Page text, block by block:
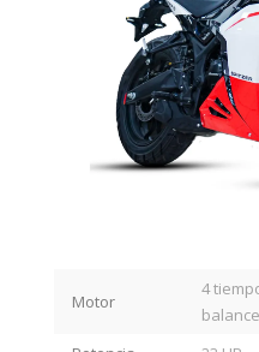
Motor
4